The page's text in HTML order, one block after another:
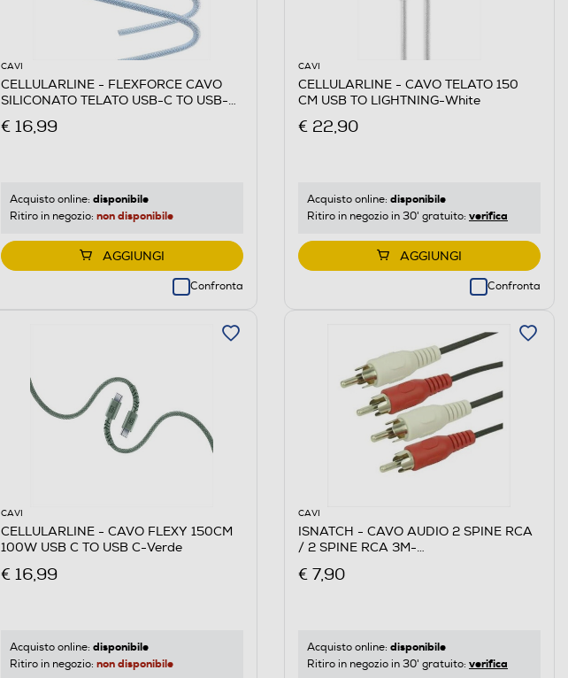
CAVI
CELLULARLINE - FLEXFORCE CAVO
SILICONATO TELATO USB-C TO USB-C-
€ 16,99
Acquisto online: disponibile
Ritiro in negozio: non disponibile
AGGIUNGI
Confronta
CAVI
CELLULARLINE - CAVO TELATO 150
CM USB TO LIGHTNING-White
€ 22,90
Acquisto online: disponibile
Ritiro in negozio in 30' gratuito: verifica
AGGIUNGI
Confronta
CAVI
CELLULARLINE - CAVO FLEXY 150CM
100W USB C TO USB C-Verde
€ 16,99
Acquisto online: disponibile
Ritiro in negozio: non disponibile
CAVI
ISNATCH - CAVO AUDIO 2 SPINE RCA
/ 2 SPINE RCA 3M-
€ 7,90
Acquisto online: disponibile
Ritiro in negozio in 30' gratuito: verifica